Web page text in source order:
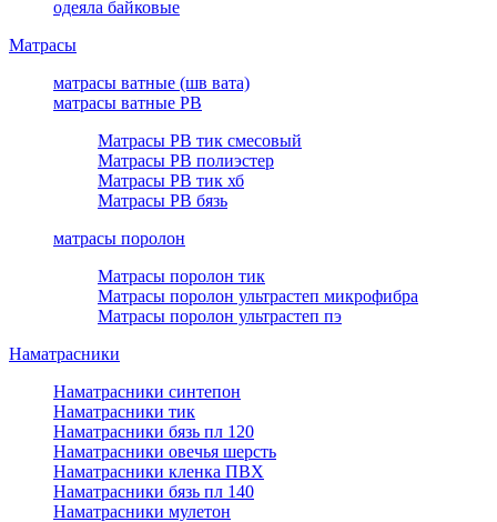
одеяла байковые
Матрасы
матрасы ватные (шв вата)
матрасы ватные РВ
Матрасы РВ тик смесовый
Матрасы РВ полиэстер
Матрасы РВ тик хб
Матрасы РВ бязь
матрасы поролон
Матрасы поролон тик
Матрасы поролон ультрастеп микрофибра
Матрасы поролон ультрастеп пэ
Наматрасники
Наматрасники синтепон
Наматрасники тик
Наматрасники бязь пл 120
Наматрасники овечья шерсть
Наматрасники кленка ПВХ
Наматрасники бязь пл 140
Наматрасники мулетон